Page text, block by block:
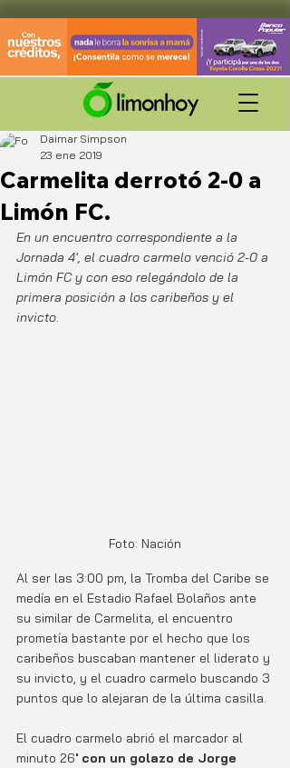
Carmelita derrotó 2-0 a
Limón FC.
Daimar Simpson
23 ene 2019
En un encuentro correspondiente a la
Jornada 4', el cuadro carmelo venció 2-0 a
Limón FC y con eso relegándolo de la
primera posición a los caribeños y el
invicto.
Foto: Nación
Al ser las 3:00 pm, la Tromba del Caribe se
medía en el Estadio Rafael Bolaños ante
su similar de Carmelita, el encuentro
prometía bastante por el hecho que los
caribeños buscaban mantener el liderato y
su invicto, y el cuadro carmelo buscando 3
puntos que lo alejaran de la última casilla.
El cuadro carmelo abrió el marcador al
minuto 26' con un golazo de Jorge